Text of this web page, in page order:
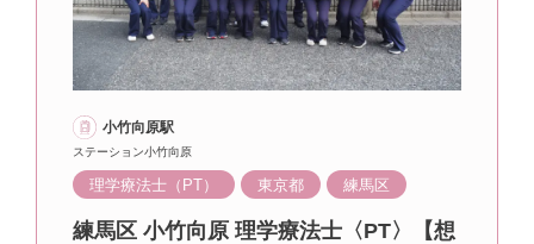
小竹向原駅
ステーション小竹向原
理学療法士（PT） 東京都 練馬区
練馬区 小竹向原 理学療法士〈PT〉【想